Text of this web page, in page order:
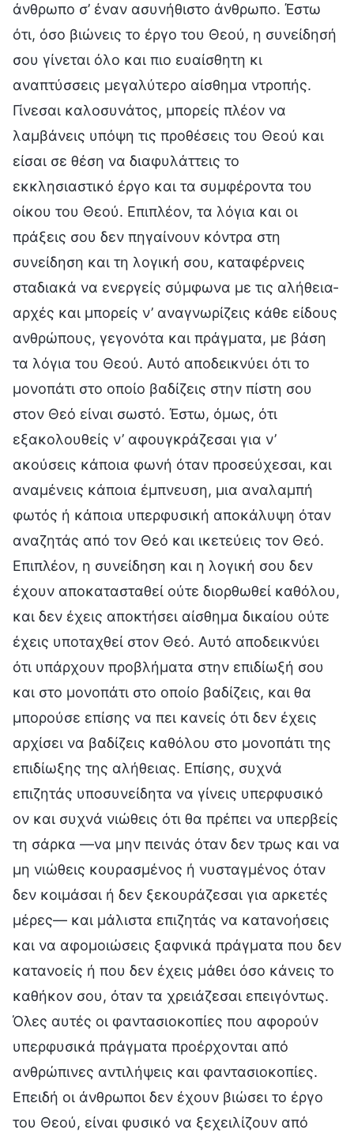
άνθρωπο σ’ έναν ασυνήθιστο άνθρωπο. Έστω
ότι, όσο βιώνεις το έργο του Θεού, η συνείδησή
σου γίνεται όλο και πιο ευαίσθητη κι
αναπτύσσεις μεγαλύτερο αίσθημα ντροπής.
Γίνεσαι καλοσυνάτος, μπορείς πλέον να
λαμβάνεις υπόψη τις προθέσεις του Θεού και
είσαι σε θέση να διαφυλάττεις το
εκκλησιαστικό έργο και τα συμφέροντα του
οίκου του Θεού. Επιπλέον, τα λόγια και οι
πράξεις σου δεν πηγαίνουν κόντρα στη
συνείδηση και τη λογική σου, καταφέρνεις
σταδιακά να ενεργείς σύμφωνα με τις αλήθεια-
αρχές και μπορείς ν’ αναγνωρίζεις κάθε είδους
ανθρώπους, γεγονότα και πράγματα, με βάση
τα λόγια του Θεού. Αυτό αποδεικνύει ότι το
μονοπάτι στο οποίο βαδίζεις στην πίστη σου
στον Θεό είναι σωστό. Έστω, όμως, ότι
εξακολουθείς ν’ αφουγκράζεσαι για ν’
ακούσεις κάποια φωνή όταν προσεύχεσαι, και
αναμένεις κάποια έμπνευση, μια αναλαμπή
φωτός ή κάποια υπερφυσική αποκάλυψη όταν
αναζητάς από τον Θεό και ικετεύεις τον Θεό.
Επιπλέον, η συνείδηση και η λογική σου δεν
έχουν αποκατασταθεί ούτε διορθωθεί καθόλου,
και δεν έχεις αποκτήσει αίσθημα δικαίου ούτε
έχεις υποταχθεί στον Θεό. Αυτό αποδεικνύει
ότι υπάρχουν προβλήματα στην επιδίωξή σου
και στο μονοπάτι στο οποίο βαδίζεις, και θα
μπορούσε επίσης να πει κανείς ότι δεν έχεις
αρχίσει να βαδίζεις καθόλου στο μονοπάτι της
επιδίωξης της αλήθειας. Επίσης, συχνά
επιζητάς υποσυνείδητα να γίνεις υπερφυσικό
ον και συχνά νιώθεις ότι θα πρέπει να υπερβείς
τη σάρκα —να μην πεινάς όταν δεν τρως και να
μη νιώθεις κουρασμένος ή νυσταγμένος όταν
δεν κοιμάσαι ή δεν ξεκουράζεσαι για αρκετές
μέρες— και μάλιστα επιζητάς να κατανοήσεις
και να αφομοιώσεις ξαφνικά πράγματα που δεν
κατανοείς ή που δεν έχεις μάθει όσο κάνεις το
καθήκον σου, όταν τα χρειάζεσαι επειγόντως.
Όλες αυτές οι φαντασιοκοπίες που αφορούν
υπερφυσικά πράγματα προέρχονται από
ανθρώπινες αντιλήψεις και φαντασιοκοπίες.
Επειδή οι άνθρωποι δεν έχουν βιώσει το έργο
του Θεού, είναι φυσικό να ξεχειλίζουν από